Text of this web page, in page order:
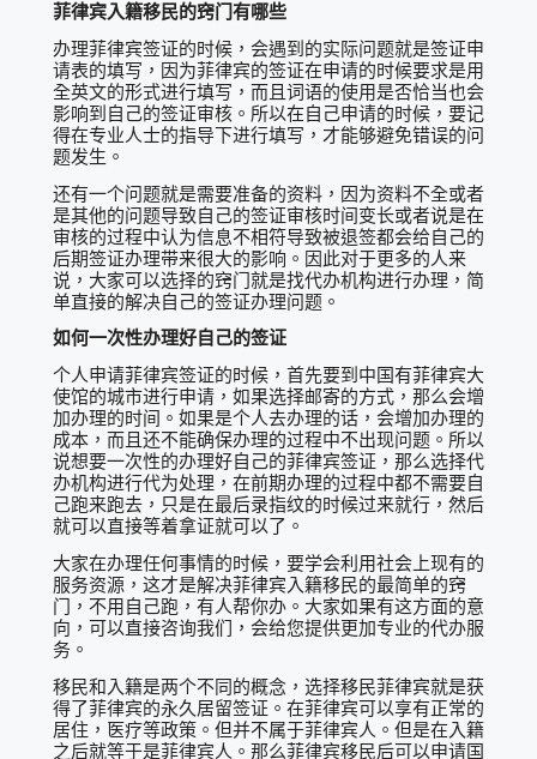
菲律宾入籍移民的窍门有哪些
办理菲律宾签证的时候，会遇到的实际问题就是签证申
请表的填写，因为菲律宾的签证在申请的时候要求是用
全英文的形式进行填写，而且词语的使用是否恰当也会
影响到自己的签证审核。所以在自己申请的时候，要记
得在专业人士的指导下进行填写，才能够避免错误的问
题发生。
还有一个问题就是需要准备的资料，因为资料不全或者
是其他的问题导致自己的签证审核时间变长或者说是在
审核的过程中认为信息不相符导致被退签都会给自己的
后期签证办理带来很大的影响。因此对于更多的人来
说，大家可以选择的窍门就是找代办机构进行办理，简
单直接的解决自己的签证办理问题。
如何一次性办理好自己的签证
个人申请菲律宾签证的时候，首先要到中国有菲律宾大
使馆的城市进行申请，如果选择邮寄的方式，那么会增
加办理的时间。如果是个人去办理的话，会增加办理的
成本，而且还不能确保办理的过程中不出现问题。所以
说想要一次性的办理好自己的菲律宾签证，那么选择代
办机构进行代为处理，在前期办理的过程中都不需要自
己跑来跑去，只是在最后录指纹的时候过来就行，然后
就可以直接等着拿证就可以了。
大家在办理任何事情的时候，要学会利用社会上现有的
服务资源，这才是解决菲律宾入籍移民的最简单的窍
门，不用自己跑，有人帮你办。大家如果有这方面的意
向，可以直接咨询我们，会给您提供更加专业的代办服
务。
移民和入籍是两个不同的概念，选择移民菲律宾就是获
得了菲律宾的永久居留签证。在菲律宾可以享有正常的
居住，医疗等政策。但并不属于菲律宾人。但是在入籍
之后就等于是菲律宾人。那么菲律宾移民后可以申请国